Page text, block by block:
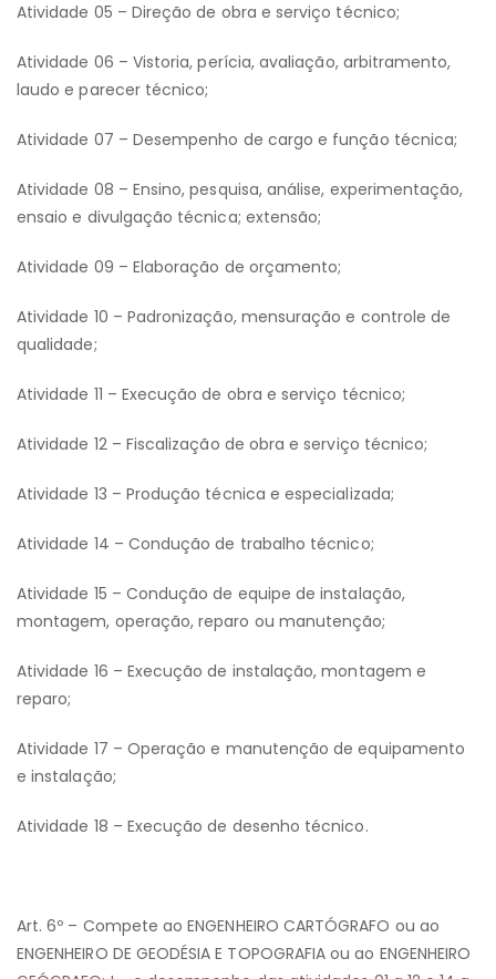
Atividade 05 – Direção de obra e serviço técnico;
Atividade 06 – Vistoria, perícia, avaliação, arbitramento,
laudo e parecer técnico;
Atividade 07 – Desempenho de cargo e função técnica;
Atividade 08 – Ensino, pesquisa, análise, experimentação,
ensaio e divulgação técnica; extensão;
Atividade 09 – Elaboração de orçamento;
Atividade 10 – Padronização, mensuração e controle de
qualidade;
Atividade 11 – Execução de obra e serviço técnico;
Atividade 12 – Fiscalização de obra e serviço técnico;
Atividade 13 – Produção técnica e especializada;
Atividade 14 – Condução de trabalho técnico;
Atividade 15 – Condução de equipe de instalação,
montagem, operação, reparo ou manutenção;
Atividade 16 – Execução de instalação, montagem e
reparo;
Atividade 17 – Operação e manutenção de equipamento
e instalação;
Atividade 18 – Execução de desenho técnico.
Art. 6º – Compete ao ENGENHEIRO CARTÓGRAFO ou ao
ENGENHEIRO DE GEODÉSIA E TOPOGRAFIA ou ao ENGENHEIRO